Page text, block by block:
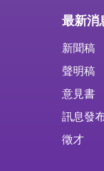
最新消
新聞稿
聲明稿
意見書
訊息發
徵才